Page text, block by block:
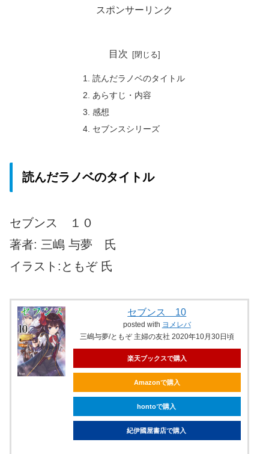
スポンサーリンク
目次
読んだラノベのタイトル
あらすじ・内容
感想
セブンスシリーズ
読んだラノベのタイトル
セブンス １０
著者: 三嶋 与夢 氏
イラスト:ともぞ 氏
セブンス 10
posted with ヨメレバ
三嶋与夢/ともぞ 主婦の友社 2020年10月30日頃
楽天ブックスで購入
Amazonで購入
hontoで購入
紀伊國屋書店で購入